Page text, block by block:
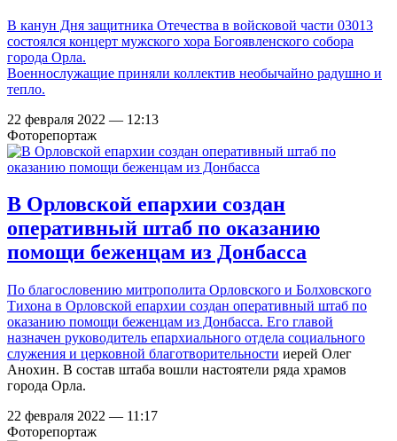
В канун Дня защитника Отечества в войсковой части 03013
состоялся концерт мужского хора Богоявленского собора
города Орла.
Военнослужащие приняли коллектив необычайно радушно и
тепло.
22 февраля 2022 — 12:13
Фоторепортаж
В Орловской епархии создан
оперативный штаб по оказанию
помощи беженцам из Донбасса
По благословению митрополита Орловского и Болховского
Тихона в Орловской епархии создан оперативный штаб по
оказанию помощи беженцам из Донбасса. Его главой
назначен руководитель епархиального отдела социального
служения и церковной благотворительности иерей Олег
Анохин. В состав штаба вошли настоятели ряда храмов
города Орла.
22 февраля 2022 — 11:17
Фоторепортаж